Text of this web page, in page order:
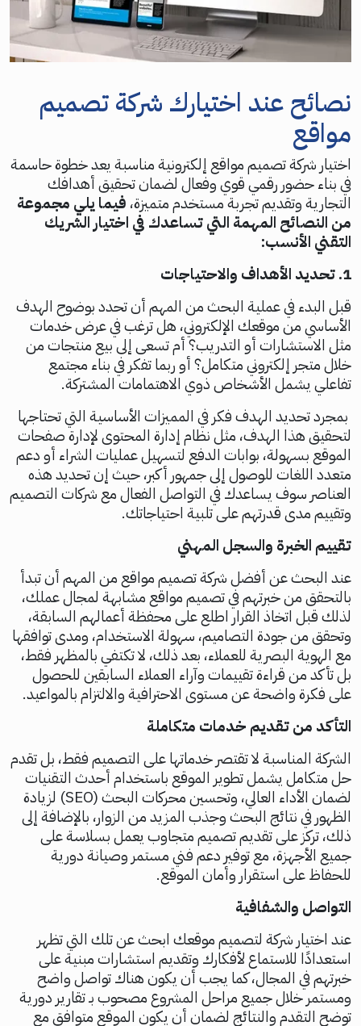
نصائح عند اختيارك شركة تصميم
مواقع
اختيار شركة تصميم مواقع إلكترونية مناسبة يعد خطوة حاسمة
في بناء حضور رقمي قوي وفعال لضمان تحقيق أهدافك
التجارية وتقديم تجربة مستخدم متميزة، فيما يلي مجموعة
من النصائح المهمة التي تساعدك في اختيار الشريك
التقني الأنسب:
1. تحديد الأهداف والاحتياجات
قبل البدء في عملية البحث من المهم أن تحدد بوضوح الهدف
الأساسي من موقعك الإلكتروني، هل ترغب في عرض خدمات
مثل الاستشارات أو التدريب؟ أم تسعى إلى بيع منتجات من
خلال متجر إلكتروني متكامل؟ أو ربما تفكر في بناء مجتمع
تفاعلي يشمل الأشخاص ذوي الاهتمامات المشتركة.
بمجرد تحديد الهدف فكر في المميزات الأساسية التي تحتاجها
لتحقيق هذا الهدف، مثل نظام إدارة المحتوى لإدارة صفحات
الموقع بسهولة، بوابات الدفع لتسهيل عمليات الشراء أو دعم
متعدد اللغات للوصول إلى جمهور أكبر، حيث إن تحديد هذه
العناصر سوف يساعدك في التواصل الفعال مع شركات التصميم
وتقييم مدى قدرتهم على تلبية احتياجاتك.
تقييم الخبرة والسجل المهني
عند البحث عن أفضل شركة تصميم مواقع من المهم أن تبدأ
بالتحقق من خبرتهم في تصميم مواقع مشابهة لمجال عملك،
لذلك قبل اتخاذ القرار اطلع على محفظة أعمالهم السابقة،
وتحقق من جودة التصاميم، سهولة الاستخدام، ومدى توافقها
مع الهوية البصرية للعملاء، بعد ذلك، لا تكتفي بالمظهر فقط،
بل تأكد من قراءة تقييمات وآراء العملاء السابقين للحصول
على فكرة واضحة عن مستوى الاحترافية والالتزام بالمواعيد.
التأكد من تقديم خدمات متكاملة
الشركة المناسبة لا تقتصر خدماتها على التصميم فقط، بل تقدم
حل متكامل يشمل تطوير الموقع باستخدام أحدث التقنيات
لضمان الأداء العالي، وتحسين محركات البحث (SEO) لزيادة
الظهور في نتائج البحث وجذب المزيد من الزوار، بالإضافة إلى
ذلك، تركز على تقديم تصميم متجاوب يعمل بسلاسة على
جميع الأجهزة، مع توفير دعم فني مستمر وصيانة دورية
للحفاظ على استقرار وأمان الموقع.
التواصل والشفافية
عند اختيار شركة لتصميم موقعك ابحث عن تلك التي تظهر
استعدادًا للاستماع لأفكارك وتقديم استشارات مبنية على
خبرتهم في المجال، كما يجب أن يكون هناك تواصل واضح
ومستمر خلال جميع مراحل المشروع مصحوب بـ تقارير دورية
توضح التقدم والنتائج لضمان أن يكون الموقع متوافق مع